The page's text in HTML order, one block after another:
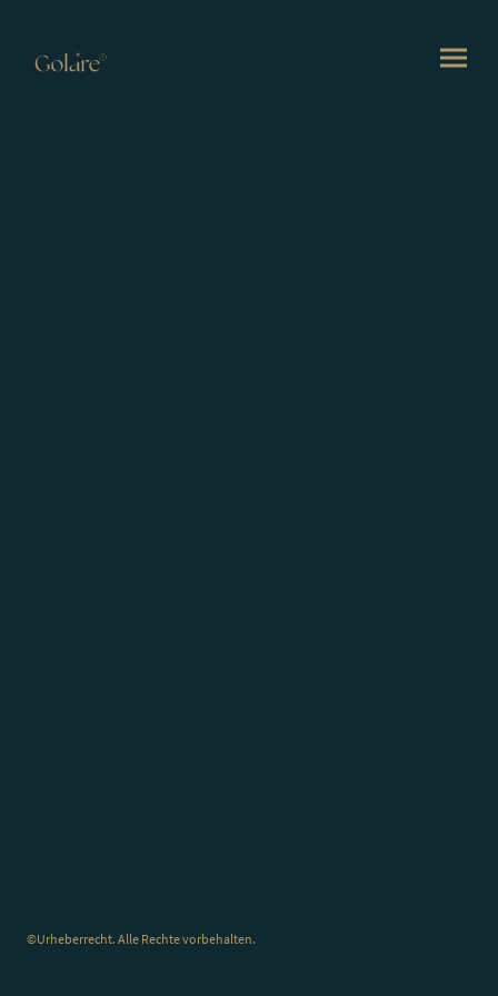
©Urheberrecht. Alle Rechte vorbehalten.